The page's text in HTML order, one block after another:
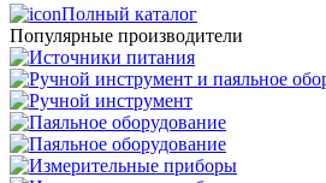
Полный каталог
Популярные производители